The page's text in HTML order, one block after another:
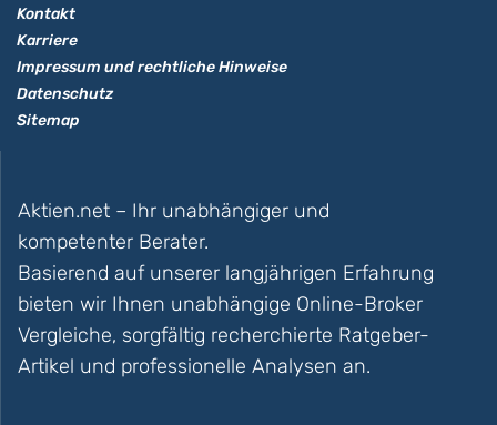
Kontakt
Karriere
Impressum und rechtliche Hinweise
Datenschutz
Sitemap
Aktien.net – Ihr unabhängiger und
kompetenter Berater.
Basierend auf unserer langjährigen Erfahrung
bieten wir Ihnen unabhängige Online-Broker
Vergleiche, sorgfältig recherchierte Ratgeber-
Artikel und professionelle Analysen an.